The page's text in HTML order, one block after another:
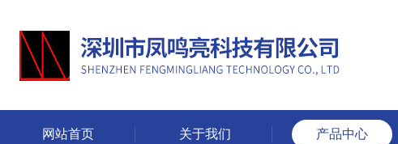
网站首页 关于我们 产品中心